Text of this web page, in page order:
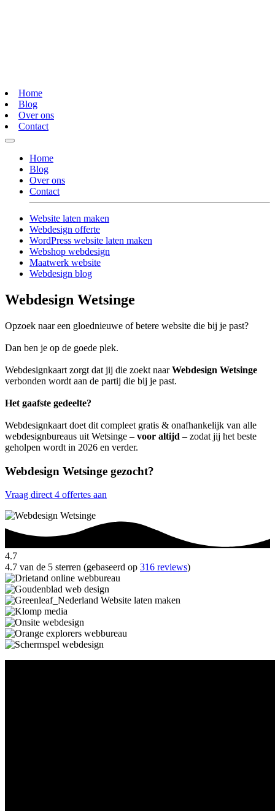
Home
Blog
Over ons
Contact
Home
Blog
Over ons
Contact
Website laten maken
Webdesign offerte
WordPress website laten maken
Webshop webdesign
Maatwerk website
Webdesign blog
Webdesign Wetsinge
Opzoek naar een gloednieuwe of betere website die bij je past?
Dan ben je op de goede plek.
Webdesignkaart zorgt dat jij die zoekt naarWebdesign Wetsinge
verbonden wordt aan de partij die bij je past.
Het gaafste gedeelte?
Webdesignkaart doet dit compleet gratis & onafhankelijk van alle
webdesignbureaus uit Wetsinge – voor altijd – zodat jij het beste
geholpen wordt in 2026 en verder.
Webdesign Wetsinge gezocht?
Vraag direct 4 offertes aan
4.7
4.7 van de 5 sterren (gebaseerd op 316 reviews)